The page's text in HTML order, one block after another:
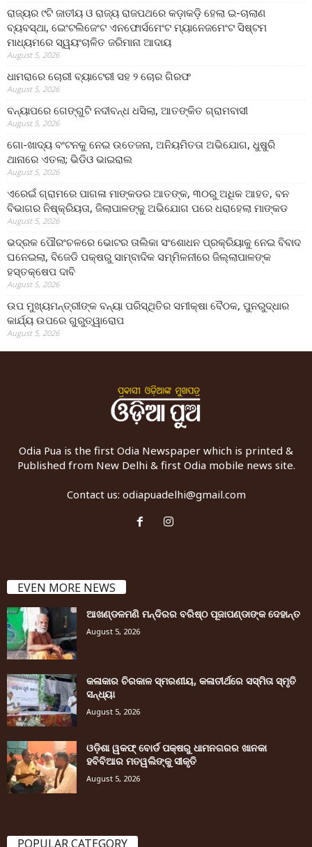
ରାଜ୍ୟର ୯ଟି ଜାତୀୟ ଓ ରାଜ୍ୟ ରାଜପଥରେ କଡ଼ାକଡ଼ି ହେଲା ଇ-ଚାଲାଣ
ବ୍ୟବସ୍ଥା, ଇେଂଟଲିଜେଂଟ ଏନଫୋର୍ସମେଂଟ ମ୍ୟାନେଜମେଂଟ ସିଷ୍ଟମ
ମାଧ୍ୟମରେ ସ୍ୱୟଂଚାଳିତ ଜରିମାନା ଆଦାୟ
August 5, 2026
ଧାମରାରେ ଚୋରୀ ବ୍ୟାଟେରୀ ସହ ୨ ଚୋର ଗିରଫ
August 5, 2026
ବନ୍ୟାପରେ ଗେଙ୍ଗୁଟି ନଦୀବନ୍ଧ ଧସିଲା, ଆତଙ୍କିତ ଗ୍ରାମବାସୀ
August 5, 2026
ଗୋ-ଖାଦ୍ୟ ବଂଟନକୁ ନେଇ ଉତେଜନା, ଅନିୟମିତତା ଅଭିଯୋଗ, ଧୁଷୁରି
ଥାନାରେ ଏତଲା; ଭିଡିଓ ଭାଇରାଲ
August 5, 2026
ଏରେଇଁ ଗ୍ରାମରେ ପାଗଳା ମାଙ୍କଡର ଆତଙ୍କ, ୩୦ରୁ ଅଧିକ ଆହତ, ବନ
ବିଭାଗର ନିଷ୍କ୍ରିୟତା, ଜିଲାପାଳଙ୍କୁ ଅଭିଯୋଗ ପରେ ଧରାହେଲା ମାଙ୍କଡ
August 5, 2026
ଭଦ୍ରକ ପୌରଂଚଳରେ ଭୋଟର ତାଲିକା ସଂଶୋଧନ ପ୍ରକ୍ରିୟାକୁ ନେଇ ବିବାଦ
ଘନେଇଲା, ବିଜେଡି ପକ୍ଷରୁ ସାମ୍ବାଦିକ ସମ୍ମିଳନୀରେ ଜିଲ୍ଲାପାଳଙ୍କ
ହସ୍ତକ୍ଷେପ ଦାବି
August 5, 2026
ଉପ ମୁଖ୍ୟମନ୍ତ୍ରୀଙ୍କ ବନ୍ୟା ପରିସ୍ଥିତିର ସମୀକ୍ଷା ବୈଠକ, ପୁନରୁଦ୍ଧାର
କାର୍ଯ୍ୟ ଉପରେ ଗୁରୁତ୍ୱାରୋପ
August 5, 2026
Odia Pua is the first Odia Newspaper which is printed &
Published from New Delhi & first Odia mobile news site.
Contact us: odiapuadelhi@gmail.com
EVEN MORE NEWS
ଆଖଣ୍ଡଳମଣି ମନ୍ଦିରର ବରିଷ୍ଠ ପୂଜାପଣ୍ଡାଙ୍କ ଦେହାନ୍ତ
August 5, 2026
କଳାକାର ଚିରକାଳ ସ୍ମରଣୀୟ, କଳାତୀର୍ଥରେ ସସ୍ମିତା ସ୍ମୃତି
ସନ୍ଧ୍ୟା
August 5, 2026
ଓଡ଼ିଶା ୱକଫ୍ ବୋର୍ଡ ପକ୍ଷରୁ ଧାମନଗରର ଖାନକା
ହବିବିଆର ମତୱଲିଙ୍କୁ ସୀକୃତି
August 5, 2026
POPULAR CATEGORY